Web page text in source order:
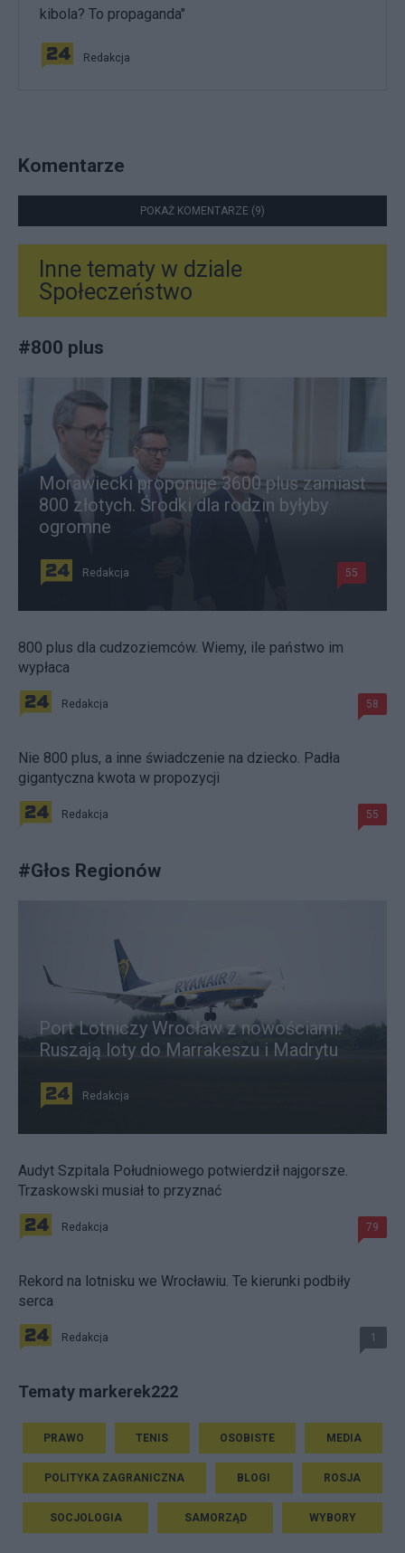
kibola? To propaganda"
Redakcja
Komentarze
POKAŻ KOMENTARZE (9)
Inne tematy w dziale
Społeczeństwo
#800 plus
Morawiecki proponuje 3600 plus zamiast
800 złotych. Środki dla rodzin byłyby
ogromne
Redakcja 55
800 plus dla cudzoziemców. Wiemy, ile państwo im
wypłaca
Redakcja 58
Nie 800 plus, a inne świadczenie na dziecko. Padła
gigantyczna kwota w propozycji
Redakcja 55
#Głos Regionów
Port Lotniczy Wrocław z nowościami.
Ruszają loty do Marrakeszu i Madrytu
Redakcja
Audyt Szpitala Południowego potwierdził najgorsze.
Trzaskowski musiał to przyznać
Redakcja 79
Rekord na lotnisku we Wrocławiu. Te kierunki podbiły
serca
Redakcja 1
Tematy markerek222
PRAWO TENIS OSOBISTE MEDIA
POLITYKA ZAGRANICZNA BLOGI ROSJA
SOCJOLOGIA SAMORZĄD WYBORY